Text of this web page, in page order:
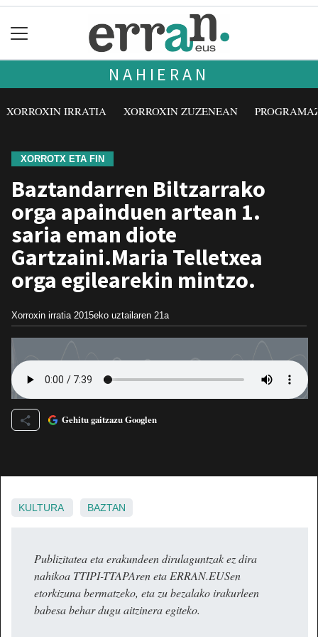
NAHIERAN
XORROXIN IRRATIA XORROXIN ZUZENEAN
XORROTX ETA FIN
Baztandarren Biltzarrako
orga apainduen artean 1.
saria eman diote
Gartzaini.Maria Telletxea
orga egilearekin mintzo.
Xorroxin irratia 2015eko uztailaren 21a
Gehitu gaitzazu Googlen
KULTURA BAZTAN
Publizitatea eta erakundeen dirulaguntzak ez dira
nahikoa TTIPI-TTAPAren eta ERRAN.EUSen
etorkizuna bermatzeko, eta zu bezalako irakurleen
babesa behar dugu aitzinera egiteko.